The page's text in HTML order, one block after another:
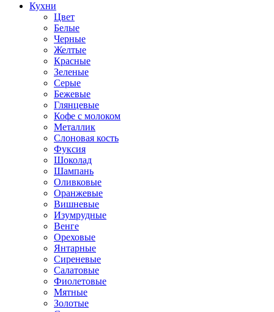
Кухни
Цвет
Белые
Черные
Желтые
Красные
Зеленые
Серые
Бежевые
Глянцевые
Кофе с молоком
Металлик
Слоновая кость
Фуксия
Шоколад
Шампань
Оливковые
Оранжевые
Вишневые
Изумрудные
Венге
Ореховые
Янтарные
Сиреневые
Салатовые
Фиолетовые
Мятные
Золотые